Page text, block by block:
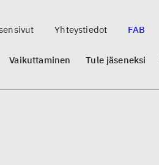
Yhteystiedot FAB
Vaikuttaminen Tule jäseneksi